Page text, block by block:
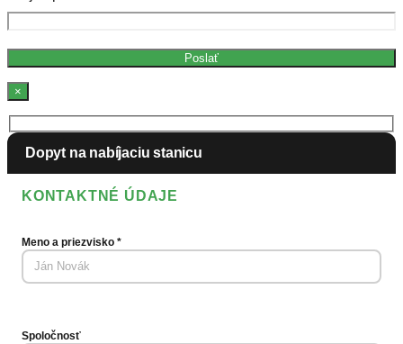
×
KONTAKTNÉ ÚDAJE
Meno a priezvisko *
Spoločnosť